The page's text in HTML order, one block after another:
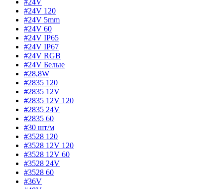
#24V 120
#24V 5mm
#24V 60
#24V IP65
#24V IP67
#24V RGB
#24V Белые
#28,8W
#2835 120
#2835 12V
#2835 12V 120
#2835 24V
#2835 60
#30 шт/м
#3528 120
#3528 12V 120
#3528 12V 60
#3528 24V
#3528 60
#36V